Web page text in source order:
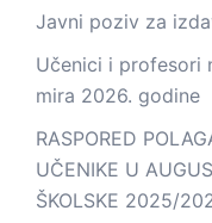
Javni poziv za
Učenici i profesori
mira 2026. godine
RASPORED
UČENIKE U
ŠKOLSKE 2025/